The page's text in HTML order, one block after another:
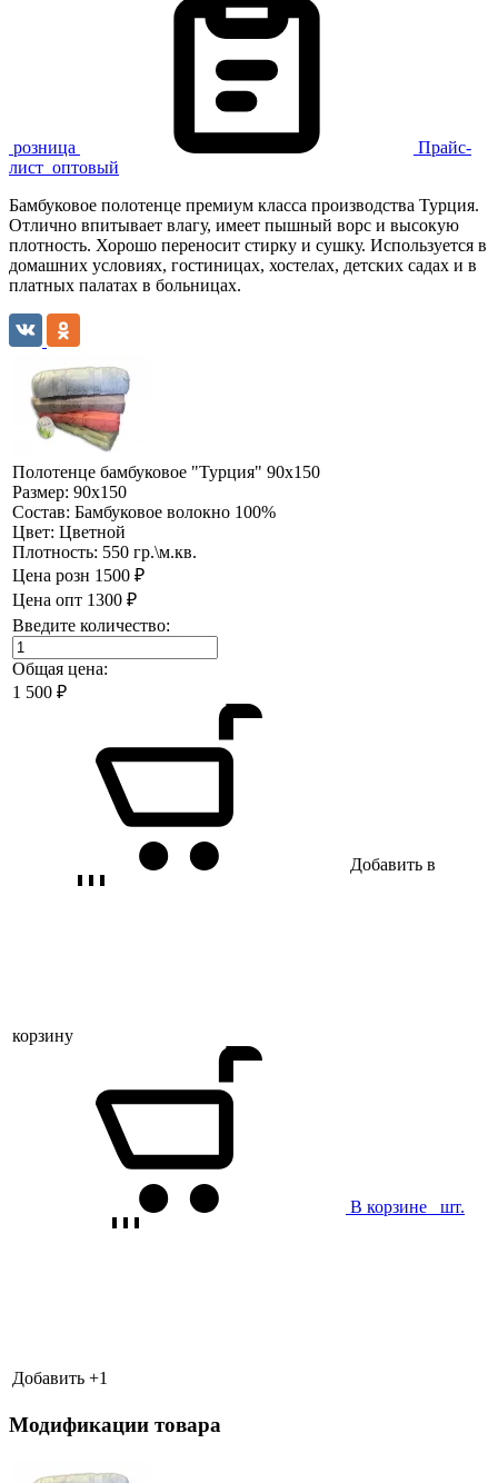
розница
Прайс-
лист оптовый
Бамбуковое полотенце премиум класса производства Турция.
Отлично впитывает влагу, имеет пышный ворс и высокую
плотность. Хорошо переносит стирку и сушку. Используется в
домашних условиях, гостиницах, хостелах, детских садах и в
платных палатах в больницах.
Полотенце бамбуковое "Турция" 90х150
Размер: 90х150
Состав: Бамбуковое волокно 100%
Цвет: Цветной
Плотность: 550 гр.\м.кв.
Цена розн 1500 ₽
Цена опт 1300 ₽
Введите количество:
Общая цена:
1 500 ₽
Добавить в
корзину
В корзине шт.
Добавить +1
Модификации товара